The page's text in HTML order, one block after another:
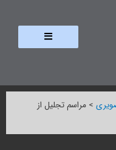
> مراسم تجلیل از